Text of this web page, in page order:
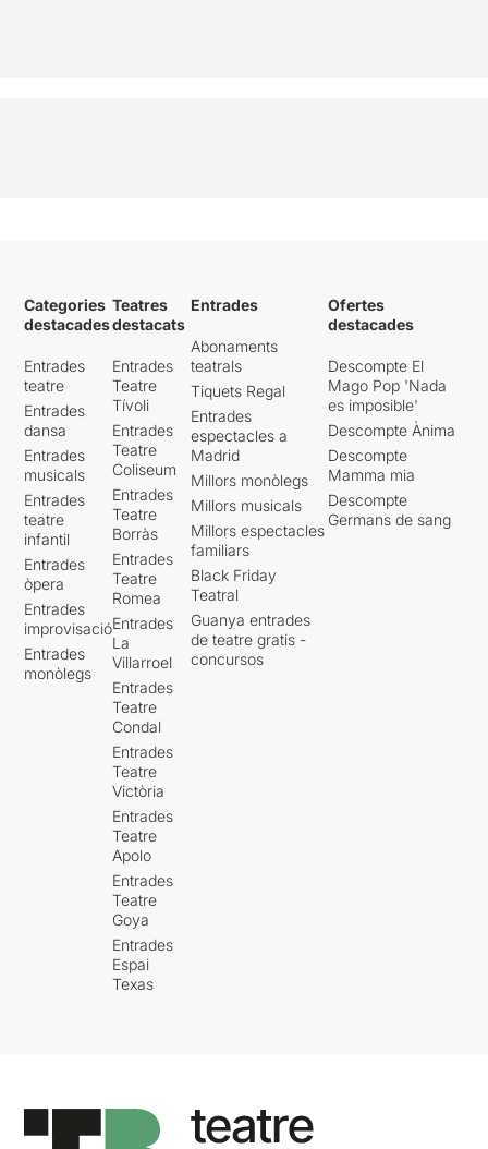
Categories
destacades
Entrades
teatre
Entrades
dansa
Entrades
musicals
Entrades
teatre
infantil
Entrades
òpera
Entrades
improvisació
Entrades
monòlegs
Teatres
destacats
Entrades
Teatre
Tívoli
Entrades
Teatre
Coliseum
Entrades
Teatre
Borràs
Entrades
Teatre
Romea
Entrades
La
Villarroel
Entrades
Teatre
Condal
Entrades
Teatre
Victòria
Entrades
Teatre
Apolo
Entrades
Teatre
Goya
Entrades
Espai
Texas
Entrades
Abonaments
teatrals
Tiquets Regal
Entrades
espectacles a
Madrid
Millors monòlegs
Millors musicals
Millors espectacles
familiars
Black Friday
Teatral
Guanya entrades
de teatre gratis -
concursos
Ofertes
destacades
Descompte El
Mago Pop 'Nada
es imposible'
Descompte Ànima
Descompte
Mamma mia
Descompte
Germans de sang